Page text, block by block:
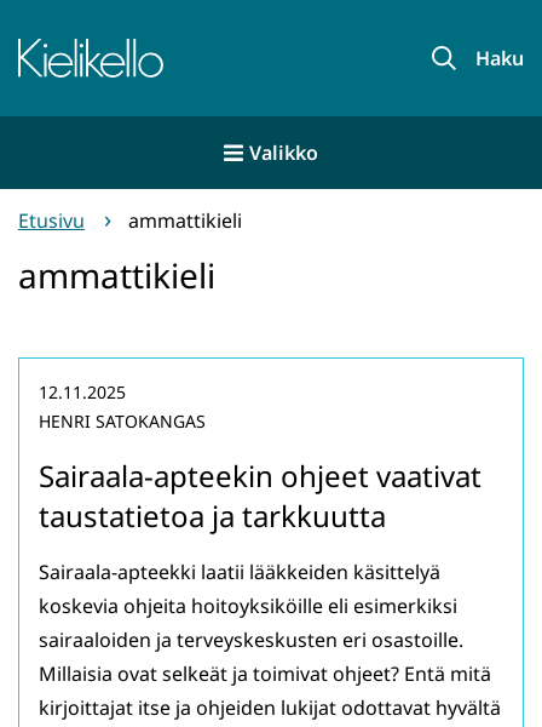
sisältöön
Etusivu Haku
Valikko
Etusivu ammattikieli
ammattikieli
Sairaala-apteekin ohjeet vaativat
taustatietoa ja tarkkuutta
12.11.2025
HENRI SATOKANGAS
Sairaala-apteekki laatii lääkkeiden käsittelyä
koskevia ohjeita hoitoyksiköille eli esimerkiksi
sairaaloiden ja terveyskeskusten eri osastoille.
Millaisia ovat selkeät ja toimivat ohjeet? Entä mitä
kirjoittajat itse ja ohjeiden lukijat odottavat hyvältä